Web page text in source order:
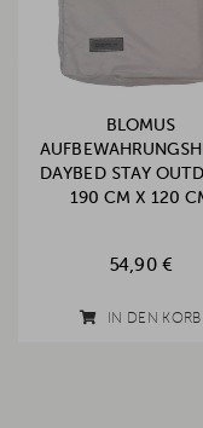
BLOMUS
DAYBED STAY
190 CM X 120
54,90 €
IN DEN KORB